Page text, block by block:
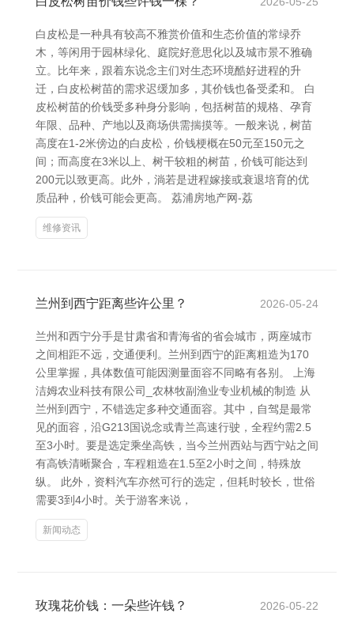
白皮松是一种具有较高不雅赏价值和生态价值的常绿乔
木，等闲用于园林绿化、庭院好意思化以及城市景不雅确
立。比年来，跟着东说念主们对生态环境酷好进程的升
迁，白皮松树苗的需求迟缓加多，其价钱也备受柔和。 白
皮松树苗的价钱受多种身分影响，包括树苗的规格、孕育
年限、品种、产地以及商场供需揣摸等。一般来说，树苗
高度在1-2米傍边的白皮松，价钱梗概在50元至150元之
间；而高度在3米以上、树干较粗的树苗，价钱可能达到
200元以致更高。此外，淌若是进程嫁接或衰退培育的优
质品种，价钱可能会更高。 荔浦房地产网-荔
维修资讯
兰州到西宁距离些许公里？ 2026-05-24
兰州和西宁分手是甘肃省和青海省的省会城市，两座城市
之间相距不远，交通便利。兰州到西宁的距离粗造为170
公里掌握，具体数值可能因测量面容不同略有各别。 上海
洁姆农业科技有限公司_农林牧副渔业专业机械的制造 从
兰州到西宁，不错选定多种交通面容。其中，自驾是最常
见的面容，沿G213国说念或青兰高速行驶，全程约需2.5
至3小时。要是选定乘坐高铁，当今兰州西站与西宁站之间
有高铁清晰聚合，车程粗造在1.5至2小时之间，特殊放
纵。 此外，资料汽车亦然可行的选定，但耗时较长，世俗
需要3到4小时。关于游客来说，
新闻动态
玫瑰花价钱：一朵些许钱？ 2026-05-22